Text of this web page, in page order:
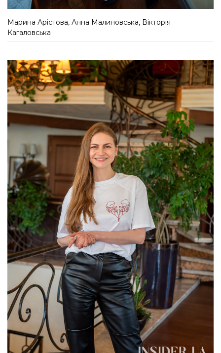
Марина Арістова, Анна Малиновська, Вікторія
Кагаловська